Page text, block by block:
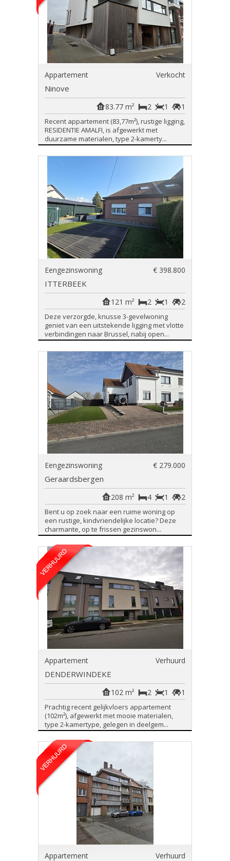
Appartement Verkocht
Ninove
1
1
2
83.77 m²
Recent appartement (83,77m²), rustige ligging,
RESIDENTIE AMALFI, is afgewerkt met
duurzame materialen, type 2-kamerty...
Eengezinswoning € 398.800
ITTERBEEK
2
1
2
121 m²
Deze verzorgde, knusse 3-gevelwoning
geniet van een uitstekende ligging met vlotte
verbindingen naar Brussel, nabij open...
Eengezinswoning € 279.000
Geraardsbergen
2
1
4
208 m²
Bent u op zoek naar een ruime woning op
een rustige, kindvriendelijke locatie? Deze
charmante, op te frissen gezinswon...
Appartement Verhuurd
DENDERWINDEKE
1
1
2
102 m²
Prachtig recent gelijkvloers appartement
(102m²), afgewerkt met mooie materialen,
type 2-kamertype, gelegen in deelgem...
Appartement Verhuurd